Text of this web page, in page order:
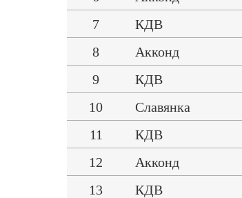
7
КДВ
8
Акконд
9
КДВ
10
Славянка
11
КДВ
12
Акконд
13
КДВ